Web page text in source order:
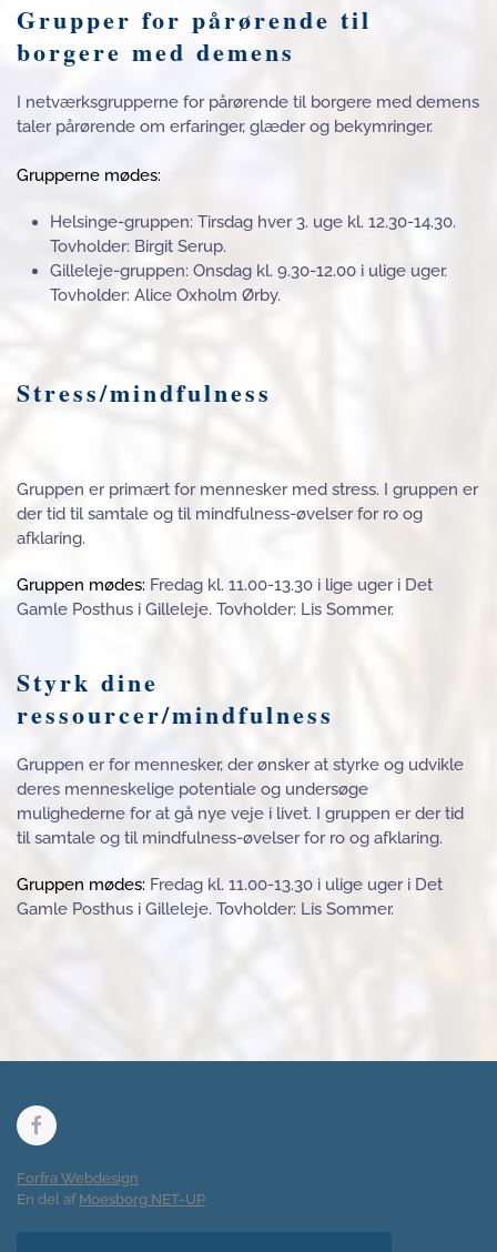
Grupper for pårørende til
borgere med demens
I netværksgrupperne for pårørende til borgere med demens
taler pårørende om erfaringer, glæder og bekymringer.
Grupperne mødes:
Helsinge-gruppen: Tirsdag hver 3. uge kl. 12.30-14.30.
Tovholder: Birgit Serup.
Gilleleje-gruppen: Onsdag kl. 9.30-12.00 i ulige uger.
Tovholder: Alice Oxholm Ørby.
Stress/mindfulness
Gruppen er primært for mennesker med stress. I gruppen er
der tid til samtale og til mindfulness-øvelser for ro og
afklaring.
Gruppen mødes: Fredag kl. 11.00-13.30 i lige uger i Det
Gamle Posthus i Gilleleje. Tovholder: Lis Sommer.
Styrk dine
ressourcer/mindfulness
Gruppen er for mennesker, der ønsker at styrke og udvikle
deres menneskelige potentiale og undersøge
mulighederne for at gå nye veje i livet. I gruppen er der tid
til samtale og til mindfulness-øvelser for ro og afklaring.
Gruppen mødes: Fredag kl. 11.00-13.30 i ulige uger i Det
Gamle Posthus i Gilleleje. Tovholder: Lis Sommer.
Forfra Webdesign
En del af Moesborg NET-UP